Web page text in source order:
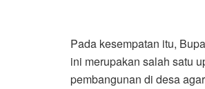
Pada kesempatan itu,
ini merupakan salah satu
pembangunan di desa